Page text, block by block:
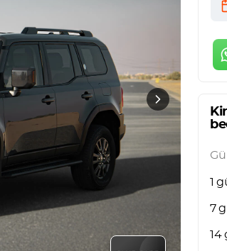
1
7
14